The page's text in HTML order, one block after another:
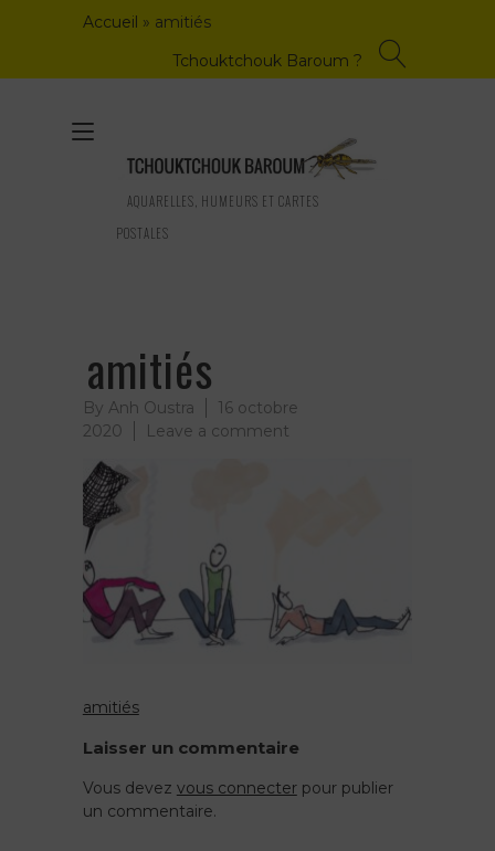
Accueil » amitiés
Tchouktchouk Baroum ?
AQUARELLES, HUMEURS ET CARTES
POSTALES
Toggle
navigation
amitiés
By Anh Oustra
16 octobre
2020
Leave a commenton
Navigation
de
l’article
amitiés
Laisser un commentaire
Vous devez vous connecterpour publier
un commentaire.